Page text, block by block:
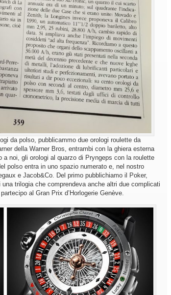
da polso, pubblicammo due orologi roulette da
della Warner Bros, entrambi con la ghiera esterna
noi, gli orologi al quarzo di Pryngeps con la roulette
polso entra in uno spazio numerato e, nel nostro
e Jacob&Co. Del primo pubblichiamo il Poker,
trilogia che comprendeva anche altri due complicati
al Gran Prix d’Horlogerie Genève.